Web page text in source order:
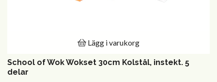
Lägg i varukorg
School of Wok Wokset 30cm Kolstål, instekt. 5
delar